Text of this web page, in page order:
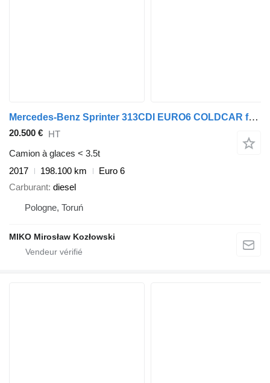
Mercedes-Benz Sprinter 313CDI EURO6 COLDCAR frigo eiswagen kuhlkoffer
20.500 € HT
Camion à glaces < 3.5t
2017
198.100 km
Euro 6
Carburant diesel
Pologne, Toruń
MIKO Mirosław Kozłowski